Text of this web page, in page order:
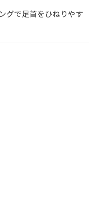
グで足首をひねりやす